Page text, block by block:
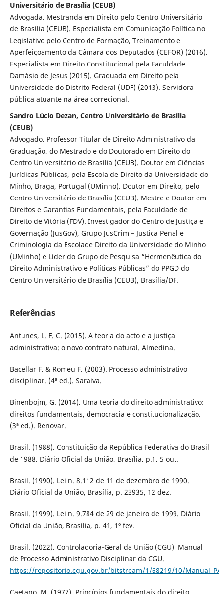
Universitário de Brasília (CEUB)
Advogada. Mestranda em Direito pelo Centro Universitário
de Brasília (CEUB). Especialista em Comunicação Política no
Legislativo pelo Centro de Formação, Treinamento e
Aperfeiçoamento da Câmara dos Deputados (CEFOR) (2016).
Especialista em Direito Constitucional pela Faculdade
Damásio de Jesus (2015). Graduada em Direito pela
Universidade do Distrito Federal (UDF) (2013). Servidora
pública atuante na área correcional.
Sandro Lúcio Dezan, Centro Universitário de Brasília
(CEUB)
Advogado. Professor Titular de Direito Administrativo da
Graduação, do Mestrado e do Doutorado em Direito do
Centro Universitário de Brasília (CEUB). Doutor em Ciências
Jurídicas Públicas, pela Escola de Direito da Universidade do
Minho, Braga, Portugal (UMinho). Doutor em Direito, pelo
Centro Universitário de Brasília (CEUB). Mestre e Doutor em
Direitos e Garantias Fundamentais, pela Faculdade de
Direito de Vitória (FDV). Investigador do Centro de Justiça e
Governação (JusGov), Grupo JusCrim – Justiça Penal e
Criminologia da Escolade Direito da Universidade do Minho
(UMinho) e Líder do Grupo de Pesquisa “Hermenêutica do
Direito Administrativo e Políticas Públicas” do PPGD do
Centro Universitário de Brasília (CEUB), Brasília/DF.
Referências
Antunes, L. F. C. (2015). A teoria do acto e a justiça
administrativa: o novo contrato natural. Almedina.
Bacellar F. & Romeu F. (2003). Processo administrativo
disciplinar. (4ª ed.). Saraiva.
Binenbojm, G. (2014). Uma teoria do direito administrativo:
direitos fundamentais, democracia e constitucionalização.
(3ª ed.). Renovar.
Brasil. (1988). Constituição da República Federativa do Brasil
de 1988. Diário Oficial da União, Brasília, p.1, 5 out.
Brasil. (1990). Lei n. 8.112 de 11 de dezembro de 1990.
Diário Oficial da União, Brasília, p. 23935, 12 dez.
Brasil. (1999). Lei n. 9.784 de 29 de janeiro de 1999. Diário
Oficial da União, Brasília, p. 41, 1º fev.
Brasil. (2022). Controladoria-Geral da União (CGU). Manual
de Processo Administrativo Disciplinar da CGU.
https://repositorio.cgu.gov.br/bitstream/1/68219/10/
Caetano, M. (1977). Princípios fundamentais do direito